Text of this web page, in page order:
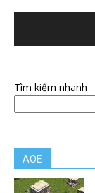
Tìm kiếm nhanh
AOE